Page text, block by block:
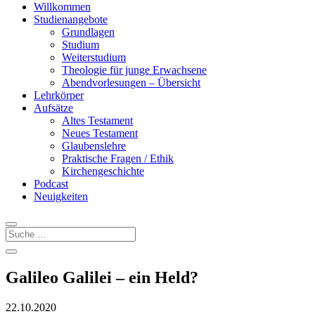
Willkommen
Studienangebote
Grundlagen
Studium
Weiterstudium
Theologie für junge Erwachsene
Abendvorlesungen – Übersicht
Lehrkörper
Aufsätze
Altes Testament
Neues Testament
Glaubenslehre
Praktische Fragen / Ethik
Kirchengeschichte
Podcast
Neuigkeiten
Galileo Galilei – ein Held?
22.10.2020